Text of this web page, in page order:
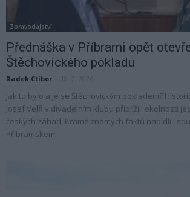
Zpravodajství
Přednáška v Příbrami opět
Štěchovického pokladu
Radek Ctibor
Jak to bylo a je se Štěchovickým pokladem?
Josef Velfl v divadelním klubu přiblížili okolnosti
českých záhad. Kromě známých faktů nabídli i
Příbramskem.